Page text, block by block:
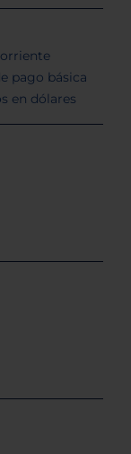
pago básica
en dólares